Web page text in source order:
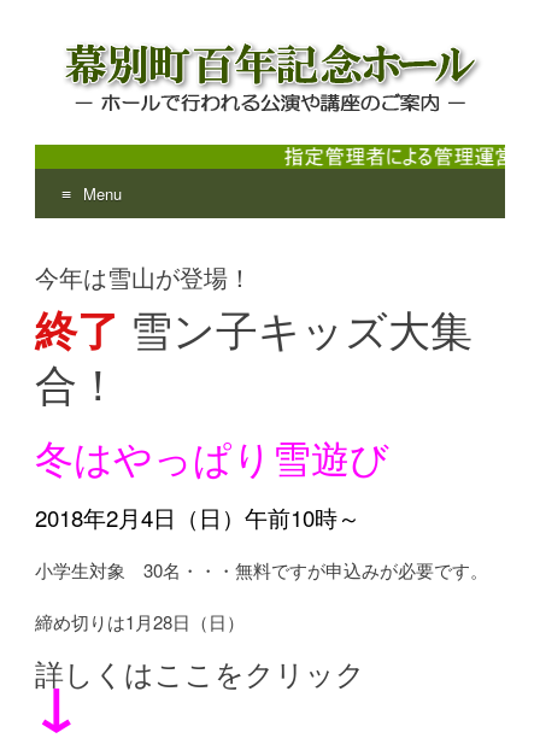
幕別町百年記念ホール
ホールで行われる公演や講座のご案内
Menu
to
content
今年は雪山が登場！
終了 雪ン子キッズ大集
合！
冬はやっぱり雪遊び
2018年2月4日（日）午前10時～
小学生対象 30名・・・無料ですが申込みが必要です。
締め切りは1月28日（日）
詳しくはここをクリック
↓